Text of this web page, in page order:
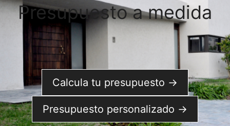
Presupuesto a medida
Calcula tu presupuesto →
Presupuesto personalizado →